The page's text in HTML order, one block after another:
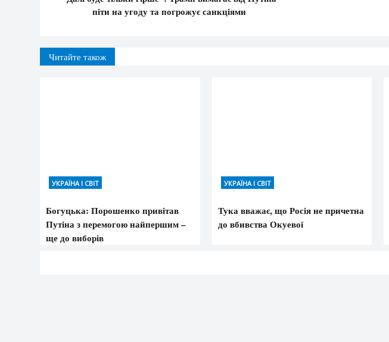
піти на угоду та погрожує санкціями
Читайте також
УКРАЇНА І СВІТ
Богуцька: Порошенко привітав
Путіна з перемогою найпершим –
ще до виборів
УКРАЇНА І СВІТ
Тука вважає, що Росія не причетна
до вбивства Окуевої